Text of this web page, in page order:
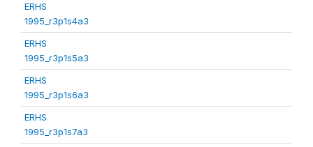
ERHS
1995_r3p1s4a3
ERHS
1995_r3p1s5a3
ERHS
1995_r3p1s6a3
ERHS
1995_r3p1s7a3